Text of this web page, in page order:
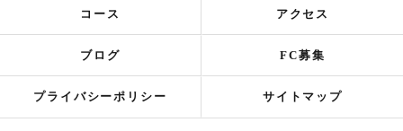
コース アクセス
ブログ FC募集
プライバシーポリシー サイトマップ